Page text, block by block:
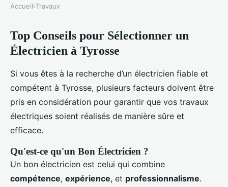
Top conseils pour sélectionner
un électricien à tyrosse
Lisa•17 février 2025•4 min de lecture
Accueil›Travaux
Top Conseils pour Sélectionner un
Électricien à Tyrosse
Si vous êtes à la recherche d’un électricien fiable et
compétent à Tyrosse, plusieurs facteurs doivent être
pris en considération pour garantir que vos travaux
électriques soient réalisés de manière sûre et
efficace.
Qu'est-ce qu'un Bon Électricien ?
Un bon électricien est celui qui combine
compétence, expérience, et professionnalisme.